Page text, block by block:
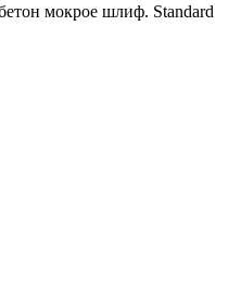
мокрое шлиф. Standard